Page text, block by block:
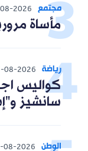
مجتمع 2026
مأساة
رياضة 08-2026
كواليس
سانشيز
الوطن 08-2026